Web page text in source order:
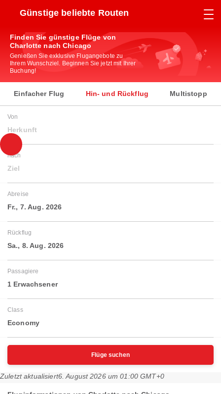
Günstige beliebte Routen
Finden Sie günstige Flüge von
Charlotte nach Chicago
Genießen Sie exklusive Flugangebote zu
Ihrem Wunschziel. Beginnen Sie jetzt mit Ihrer
Buchung!
Einfacher Flug Hin- und Rückflug Multistopp
Von
Herkunft
nach
Ziel
Abreise
Fr., 7. Aug. 2026
Rückflug
Sa., 8. Aug. 2026
Passagiere
1 Erwachsener
Class
Economy
Flüge suchen
Zuletzt aktualisiert6. August 2026 um 01:00 GMT+0